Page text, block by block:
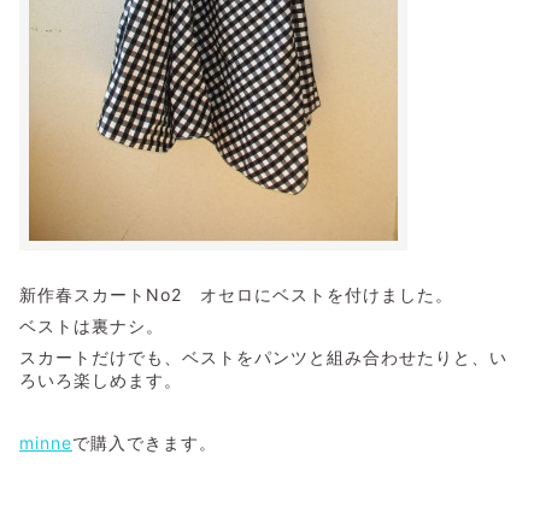
新作春スカートNo2 オセロにベストを付けました。
ベストは裏ナシ。
スカートだけでも、ベストをパンツと組み合わせたりと、い
ろいろ楽しめます。
minneで購入できます。